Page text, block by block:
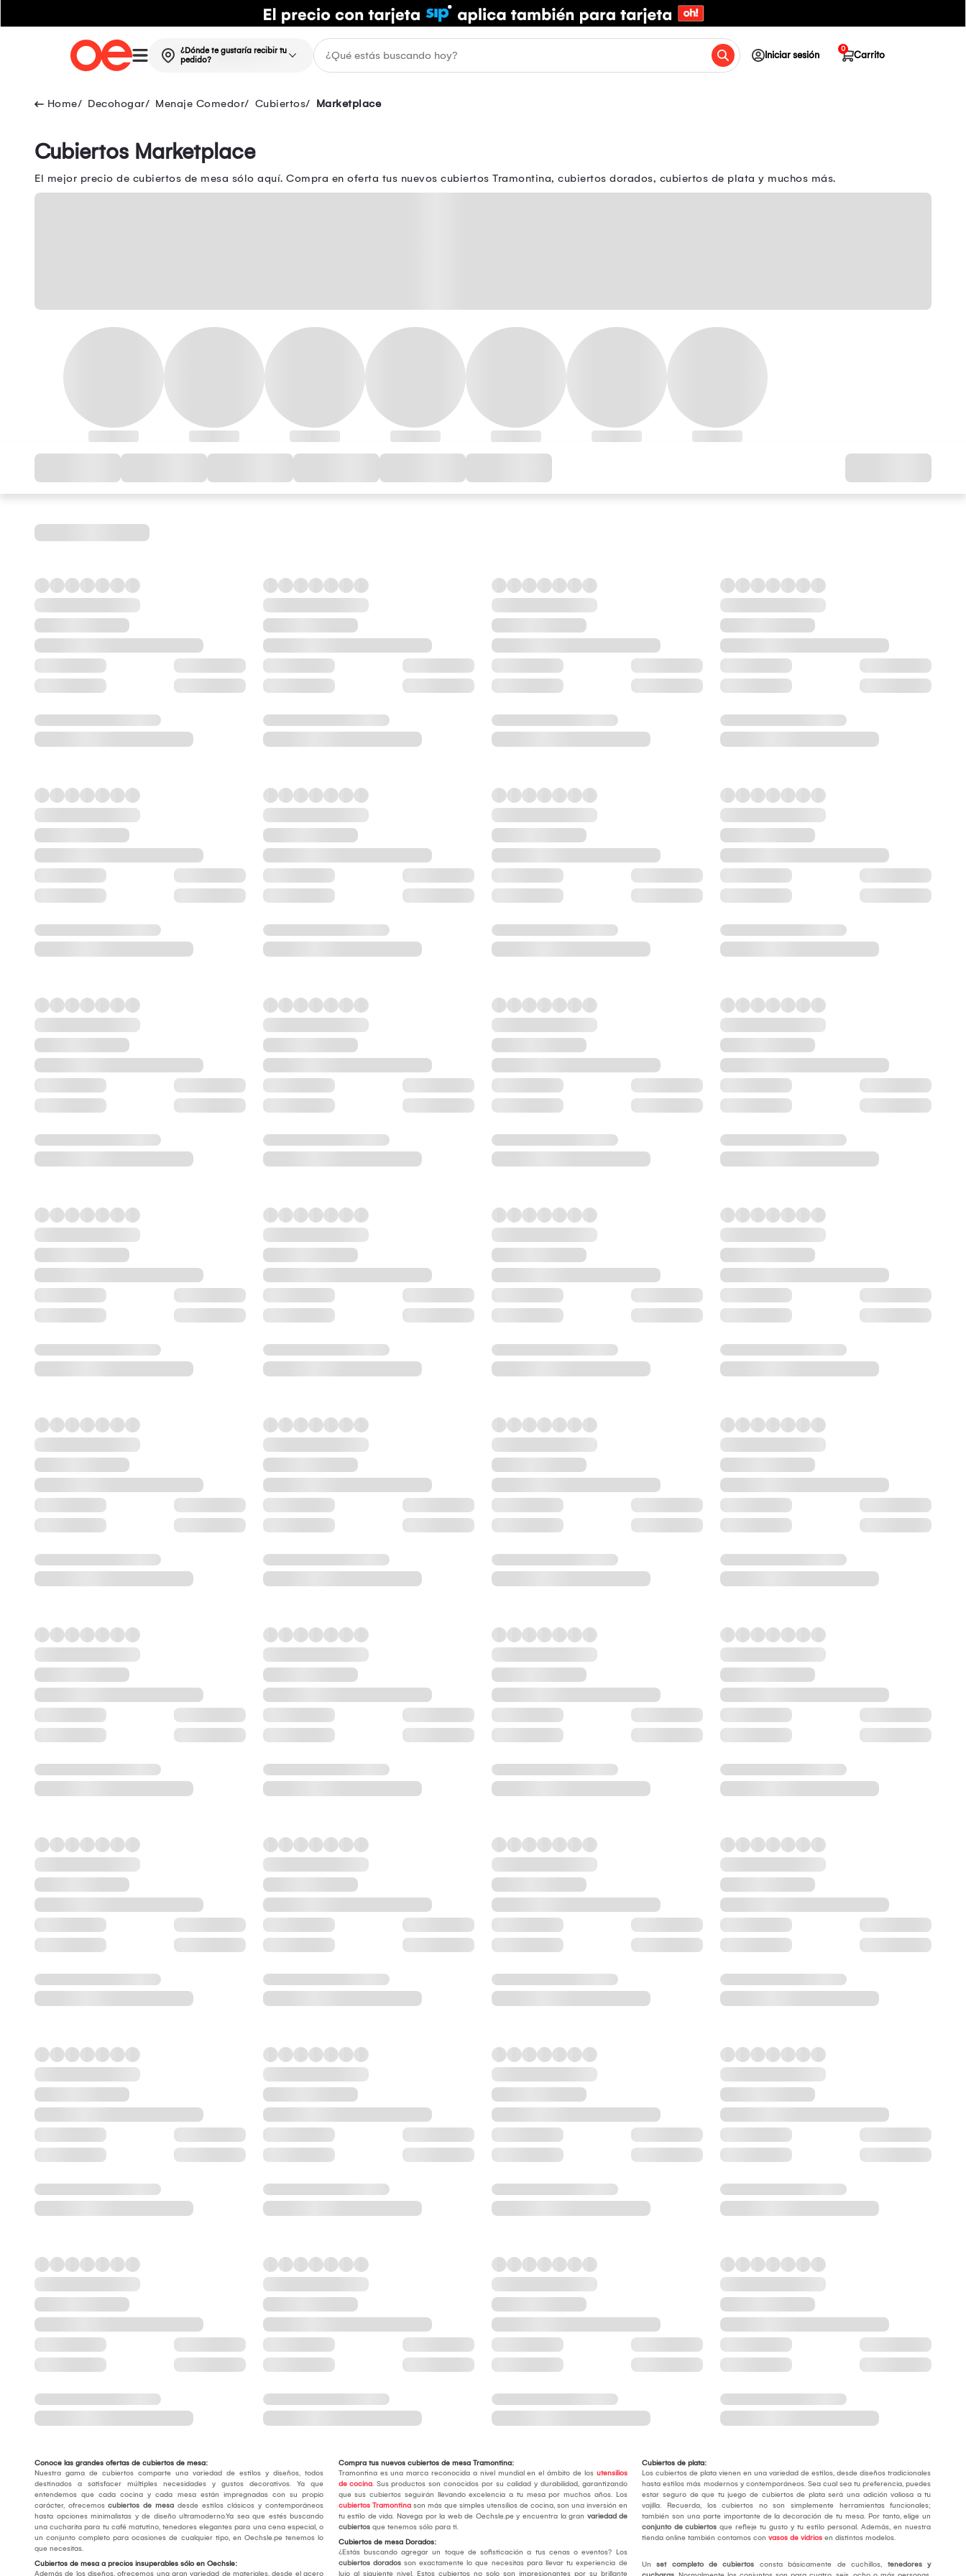
¿Dónde te gustaría recibir tu
pedido?
Iniciar sesión Carrito
0
Decohogar Menaje Comedor Cubiertos Marketplace
Cubiertos Marketplace
El mejor precio de cubiertos de mesa sólo aquí. Compra en oferta tus nuevos cubiertos Tramontina, cubiertos dorados, cubiertos de plata y muchos más.
Conoce las grandes ofertas de cubiertos de mesa:
Nuestra gama de cubiertos comparte una variedad de estilos y diseños, todos
destinados a satisfacer múltiples necesidades y gustos decorativos. Ya que
entendemos que cada cocina y cada mesa están impregnadas con su propio
carácter, ofrecemos cubiertos de mesa desde estilos clásicos y contemporáneos
hasta opciones minimalistas y de diseño ultramoderno.Ya sea que estés buscando
una cucharita para tu café matutino, tenedores elegantes para una cena especial, o
un conjunto completo para ocasiones de cualquier tipo, en Oechsle.pe tenemos lo
que necesitas.
Cubiertos de mesa a precios insuperables sólo en Oechsle:
Además de los diseños, ofrecemos una gran variedad de materiales, desde el acero
Compra tus nuevos cubiertos de mesa Tramontina:
Tramontina es una marca reconocida a nivel mundial en el ámbito de los utensilios
de cocina. Sus productos son conocidos por su calidad y durabilidad, garantizando
que sus cubiertos seguirán llevando excelencia a tu mesa por muchos años. Los
cubiertos Tramontinason más que simples utensilios de cocina, son una inversión en
tu estilo de vida. Navega por la web de Oechsle.pe y encuentra la gran variedad de
cubiertos que tenemos sólo para ti.
Cubiertos de mesa Dorados:
¿Estás buscando agregar un toque de sofisticación a tus cenas o eventos? Los
cubiertos dorados son exactamente lo que necesitas para llevar tu experiencia de
lujo al siguiente nivel. Estos cubiertos no solo son impresionantes por su brillante
Cubiertos de plata:
Los cubiertos de plata vienen en una variedad de estilos, desde diseños tradicionales
hasta estilos más modernos y contemporáneos. Sea cual sea tu preferencia, puedes
estar seguro de que tu juego de cubiertos de plata será una adición valiosa a tu
vajilla. Recuerda, los cubiertos no son simplemente herramientas funcionales;
también son una parte importante de la decoración de tu mesa. Por tanto, elige un
conjunto de cubiertos que refleje tu gusto y tu estilo personal. Además, en nuestra
tienda online también contamos convasos de vidrios en distintos modelos.
Unset completo de cubiertos consta básicamente de cuchillos, tenedores y